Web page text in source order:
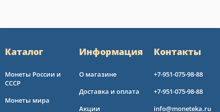
Каталог
Монеты России и
СССР
Монеты мира
Информация
О магазине
Доставка и оплата
Акции
Контакты
+7-951-075-98-88
+7-951-075-98-88
info@moneteka.ru